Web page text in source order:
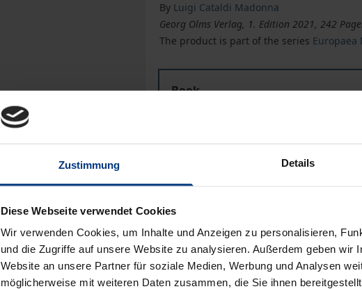
Zustimmung Details
Diese Webseite verwendet Cookies
Wir verwenden Cookies, um Inhalte und Anzeigen zu personalisieren,
und die Zugriffe auf unsere Website zu analysieren. Außerdem geben wir
Website an unsere Partner für soziale Medien, Werbung und Analysen
möglicherweise mit weiteren Daten zusammen, die Sie ihnen
By Luigi Cataldi Madonna
Georg Olms Verlag, 1. Edition 2021, 242
The product is part of the series Europaea
Book
Prices include VAT. Depending on the
Delivery cost notice